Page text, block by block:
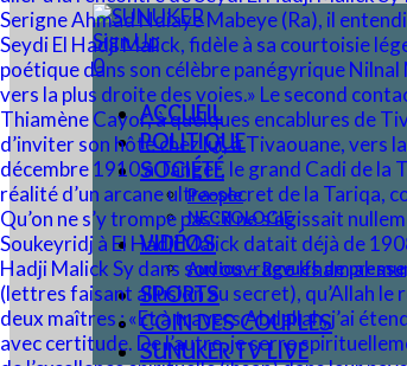
Sign Up
0
ACCUEIL
POLITIQUE
SOCIÉTÉ
People
NECROLOGIE
VIDÉOS
Audios – Revues de presse
SPORTS
COIN DES COUPLES
SUNUKER TV LIVE